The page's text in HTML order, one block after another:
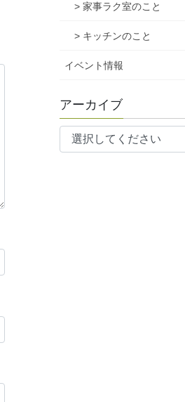
> 家事ラク室のこと
> キッチンのこと
イベント情報
アーカイブ